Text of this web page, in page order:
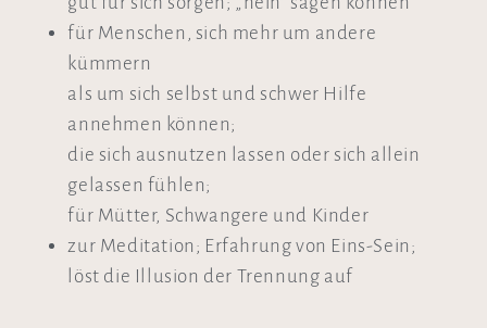
für Menschen, sich mehr um andere
kümmern
als um sich selbst und schwer Hilfe
annehmen können;
die sich ausnutzen lassen oder sich allein
gelassen fühlen;
für Mütter, Schwangere und Kinder
zur Meditation; Erfahrung von Eins-Sein;
löst die Illusion der Trennung auf